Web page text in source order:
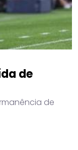
de
de